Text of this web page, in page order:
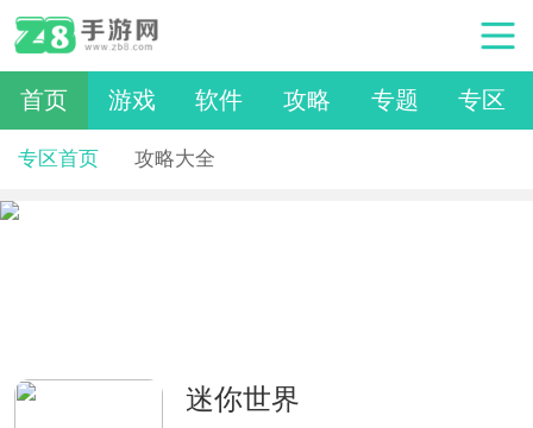
首页 游戏 软件 攻略 专题 专区
专区首页 攻略大全
迷你世界